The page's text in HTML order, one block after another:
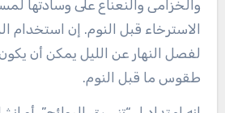
والخزامى والنعناع على وسادتها
الاسترخاء قبل النوم. إن استخدام
لفصل النهار عن الليل يمكن أن
طقوس ما قبل النوم.